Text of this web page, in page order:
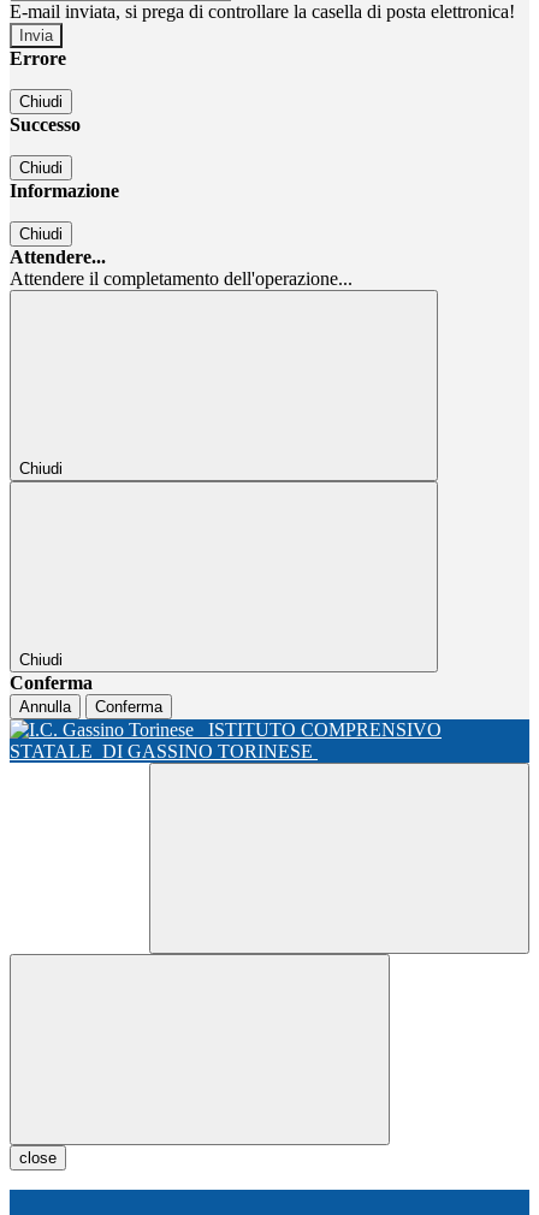
E-mail inviata, si prega di controllare la casella di posta elettronica!
Errore
Chiudi
Successo
Chiudi
Informazione
Chiudi
Attendere...
Attendere il completamento dell'operazione...
Chiudi
Chiudi
Conferma
Annulla Conferma
ISTITUTO COMPRENSIVO
STATALE DI GASSINO TORINESE
close